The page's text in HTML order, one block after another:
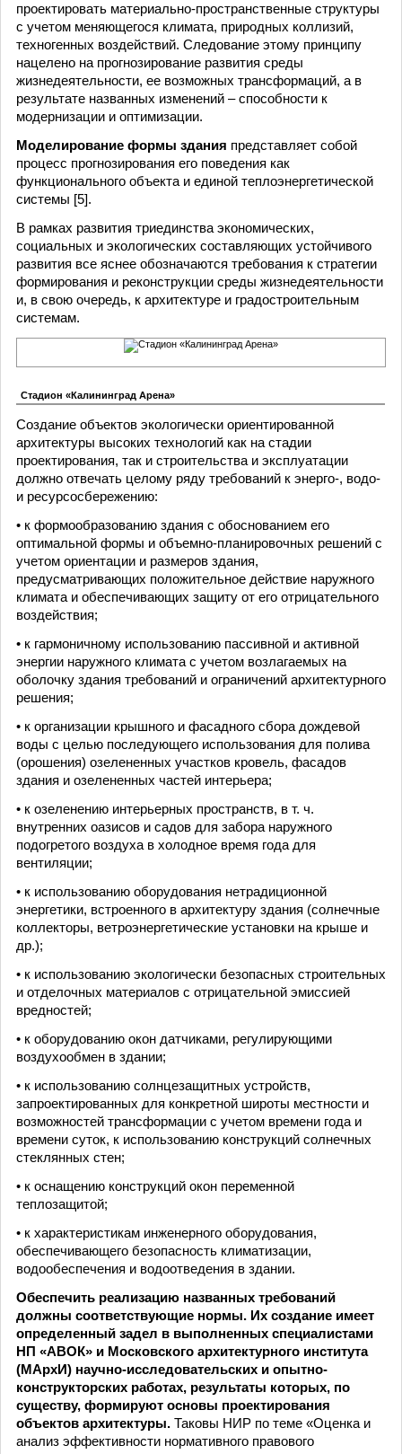
проектировать материально-пространственные структуры
с учетом меняющегося климата, природных коллизий,
техногенных воздействий. Следование этому принципу
нацелено на прогнозирование развития среды
жизнедеятельности, ее возможных трансформаций, а в
результате названных изменений – способности к
модернизации и оптимизации.
Моделирование формы здания представляет собой
процесс прогнозирования его поведения как
функционального объекта и единой теплоэнергетической
системы [5].
В рамках развития триединства экономических,
социальных и экологических составляющих устойчивого
развития все яснее обозначаются требования к стратегии
формирования и реконструкции среды жизнедеятельности
и, в свою очередь, к архитектуре и градостроительным
системам.
Стадион «Калининград Арена»
Создание объектов экологически ориентированной
архитектуры высоких технологий как на стадии
проектирования, так и строительства и эксплуатации
должно отвечать целому ряду требований к энерго-, водо-
и ресурсосбережению:
• к формообразованию здания с обоснованием его
оптимальной формы и объемно-планировочных решений с
учетом ориентации и размеров здания,
предусматривающих положительное действие наружного
климата и обеспечивающих защиту от его отрицательного
воздействия;
• к гармоничному использованию пассивной и активной
энергии наружного климата с учетом возлагаемых на
оболочку здания требований и ограничений архитектурного
решения;
• к организации крышного и фасадного сбора дождевой
воды с целью последующего использования для полива
(орошения) озелененных участков кровель, фасадов
здания и озелененных частей интерьера;
• к озеленению интерьерных пространств, в т. ч.
внутренних оазисов и садов для забора наружного
подогретого воздуха в холодное время года для
вентиляции;
• к использованию оборудования нетрадиционной
энергетики, встроенного в архитектуру здания (солнечные
коллекторы, ветроэнергетические установки на крыше и
др.);
• к использованию экологически безопасных строительных
и отделочных материалов с отрицательной эмиссией
вредностей;
• к оборудованию окон датчиками, регулирующими
воздухообмен в здании;
• к использованию солнцезащитных устройств,
запроектированных для конкретной широты местности и
возможностей трансформации с учетом времени года и
времени суток, к использованию конструкций солнечных
стеклянных стен;
• к оснащению конструкций окон переменной
теплозащитой;
• к характеристикам инженерного оборудования,
обеспечивающего безопасность климатизации,
водообеспечения и водоотведения в здании.
Обеспечить реализацию названных требований
должны соответствующие нормы. Их создание имеет
определенный задел в выполненных специалистами
НП «АВОК» и Московского архитектурного института
(МАрхИ) научно-исследовательских и опытно-
конструкторских работах, результаты которых, по
существу, формируют основы проектирования
объектов архитектуры. Таковы НИР по теме «Оценка и
анализ эффективности нормативного правового